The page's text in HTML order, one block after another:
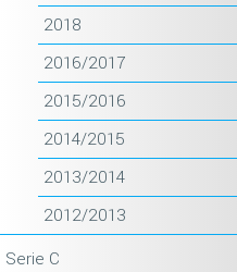
2018
2016/2017
2015/2016
2014/2015
2013/2014
2012/2013
Serie C